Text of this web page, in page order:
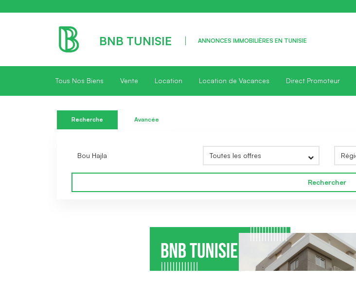
BNB TUNISIE ANNONCES IMMOBILIÈRES EN TUNISIE
Tous Nos Biens Vente Location Location de Vacances Direct Promoteur
Recherche Avancée
Rechercher